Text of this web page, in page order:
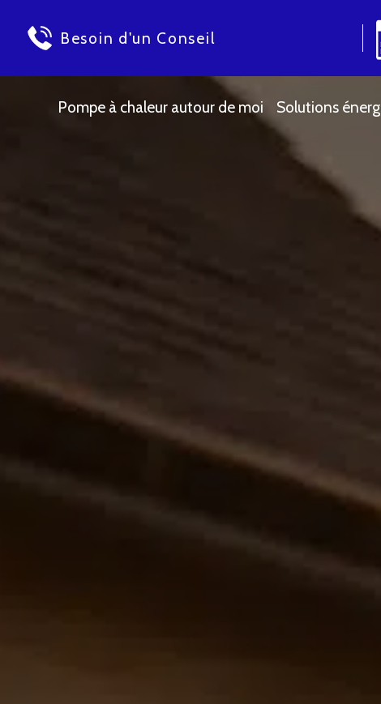
Besoin d'un Conseil
Pompe à chaleur autour de moi Solutions